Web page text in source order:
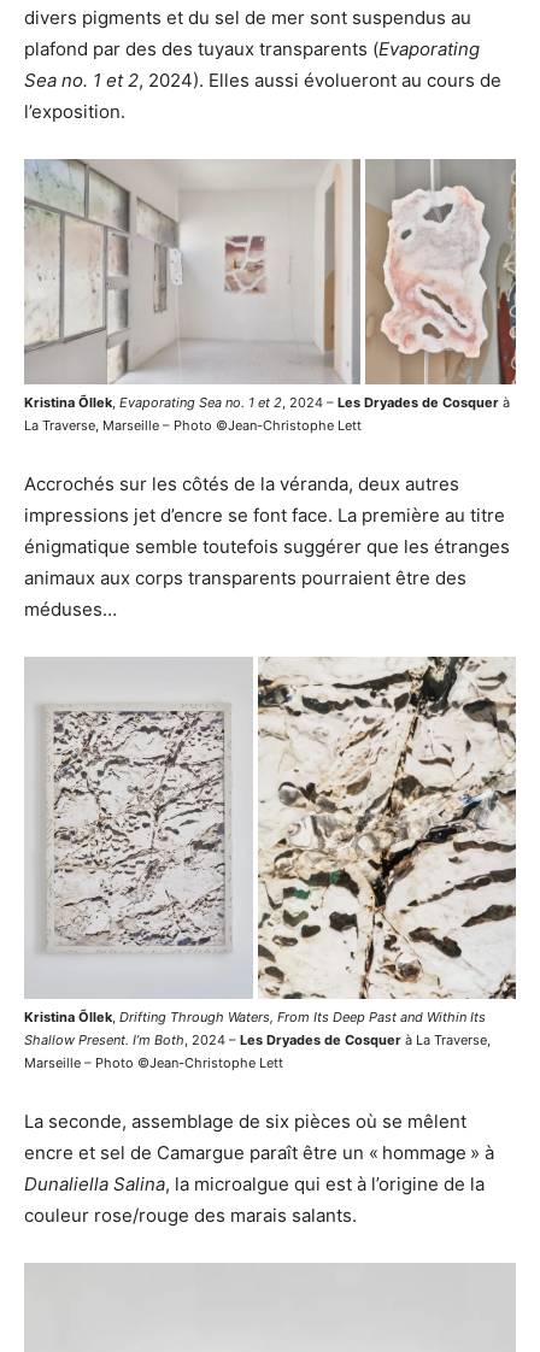
divers pigments et du sel de mer sont suspendus au
plafond par des des tuyaux transparents (Evaporating
Sea no. 1 et 2, 2024). Elles aussi évolueront au cours de
l’exposition.
Kristina Õllek Evaporating Sea no. 1 et 2 , 2024 – Les Dryades de Cosquer à
La Traverse, Marseille – Photo ©Jean-Christophe Lett
Accrochés sur les côtés de la véranda, deux autres
impressions jet d’encre se font face. La première au titre
énigmatique semble toutefois suggérer que les étranges
animaux aux corps transparents pourraient être des
méduses…
Kristina Õllek, Drifting Through Waters, From Its Deep Past and Within Its
Shallow Present. I’m Both, 2024 – Les Dryades de Cosquer à La Traverse,
Marseille – Photo ©Jean-Christophe Lett
La seconde, assemblage de six pièces où se mêlent
encre et sel de Camargue paraît être un « hommage » à
Dunaliella Salina, la microalgue qui est à l’origine de la
couleur rose/rouge des marais salants.